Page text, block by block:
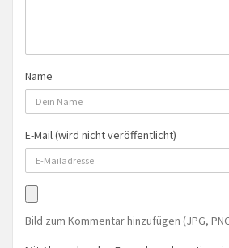
Name
E-Mail (wird nicht veröffentlicht)
Bild zum Kommentar hinzufügen (JPG,